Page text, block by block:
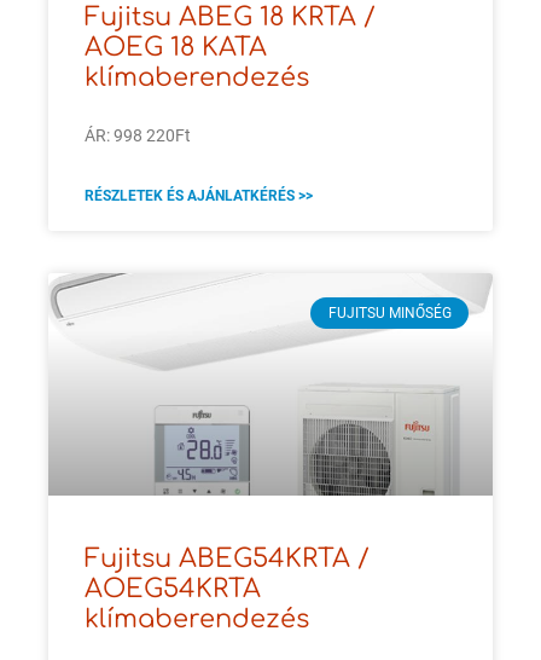
Fujitsu ABEG 18 KRTA /
AOEG 18 KATA
klímaberendezés
ÁR: 998 220Ft
RÉSZLETEK ÉS AJÁNLATKÉRÉS >>
FUJITSU MINŐSÉG
Fujitsu ABEG54KRTA /
AOEG54KRTA
klímaberendezés